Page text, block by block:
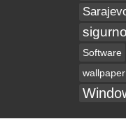
Software
wallpaper